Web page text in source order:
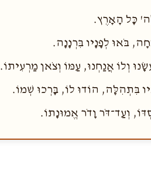
כָּל הָאָרֶץ.
בֹּאוּ לְפָנָיו בִּרְנָנָה.
וְלוֹ אֲנַחְנוּ, עַמּוֹ וְצֹאן מַרְעִיתוֹ.
בִּתְהִלָּה, הוֹדוּ לוֹ, בָּרְכוּ שְׁמוֹ.
וְעַד־דֹּר וָדֹר אֱמוּנָתוֹ.